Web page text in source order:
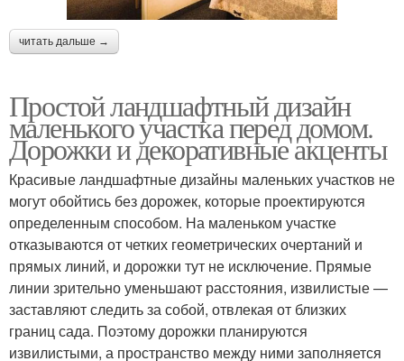
читать дальше →
Простой ландшафтный дизайн
маленького участка перед домом.
Дорожки и декоративные акценты
Красивые ландшафтные дизайны маленьких участков не
могут обойтись без дорожек, которые проектируются
определенным способом. На маленьком участке
отказываются от четких геометрических очертаний и
прямых линий, и дорожки тут не исключение. Прямые
линии зрительно уменьшают расстояния, извилистые —
заставляют следить за собой, отвлекая от близких
границ сада. Поэтому дорожки планируются
извилистыми, а пространство между ними заполняется